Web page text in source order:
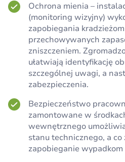
Ochrona mienia –
(monitoring wizyjny)
zapobiegania
przechowywanych
zniszczeniem.
ułatwiają identyfikację
szczególnej uwagi, a
zabezpieczenia.
Bezpieczeństwo
zamontowane w
wewnętrznego
stanu technicznego, a co
zapobieganie wypadkom